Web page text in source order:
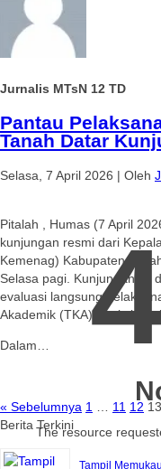
Jurnalis MTsN 12 TD
Pantau
Tanah Datar
Selasa, 7 April 2026 | Oleh
Pitalah , Humas (7 April
kunjungan resmi dari
Kemenag) Kabupaten
Selasa pagi. Kunjungan ini
evaluasi langsung
Akademik (TKA) bagi siswa
Dalam…
« Sebelumnya 1 11 12 13
Berita Terkini
Tampil
The resource